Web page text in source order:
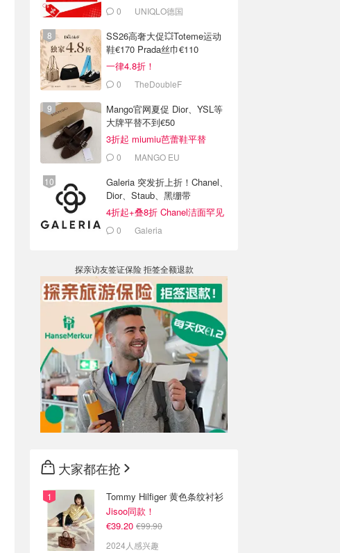
0 UNIQLO德国
SS26高奢大促💥Toteme运动
鞋€170 Prada丝巾€110
一律4.8折！
0 TheDoubleF
Mango官网夏促 Dior、YSL等
大牌平替不到€50
3折起 miumiu芭蕾鞋平替
€35.99
0 MANGO EU
Galeria 突发折上折！Chanel、
Dior、Staub、黑绷带
4折起+叠8折 Chanel洁面罕见
€430 Galeria
探亲访友签证保险 拒签全额退款
大家都在抢
Tommy Hilfiger 黄色条纹衬衫
Jisoo同款！
€39.20 €99.90
2024人感兴趣